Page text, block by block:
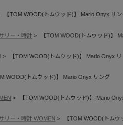
【TOM WOOD(トムウッド)】 Mario Onyx リン
リー・時計 【TOM WOOD(トムウッド)】
【TOM WOOD(トムウッド)】 Mario Onyx
WOOD(トムウッド)】 Mario Onyx リング
【TOM WOOD(トムウッド)】 Mario
リー・時計 WOMEN 【TOM WOOD(トム